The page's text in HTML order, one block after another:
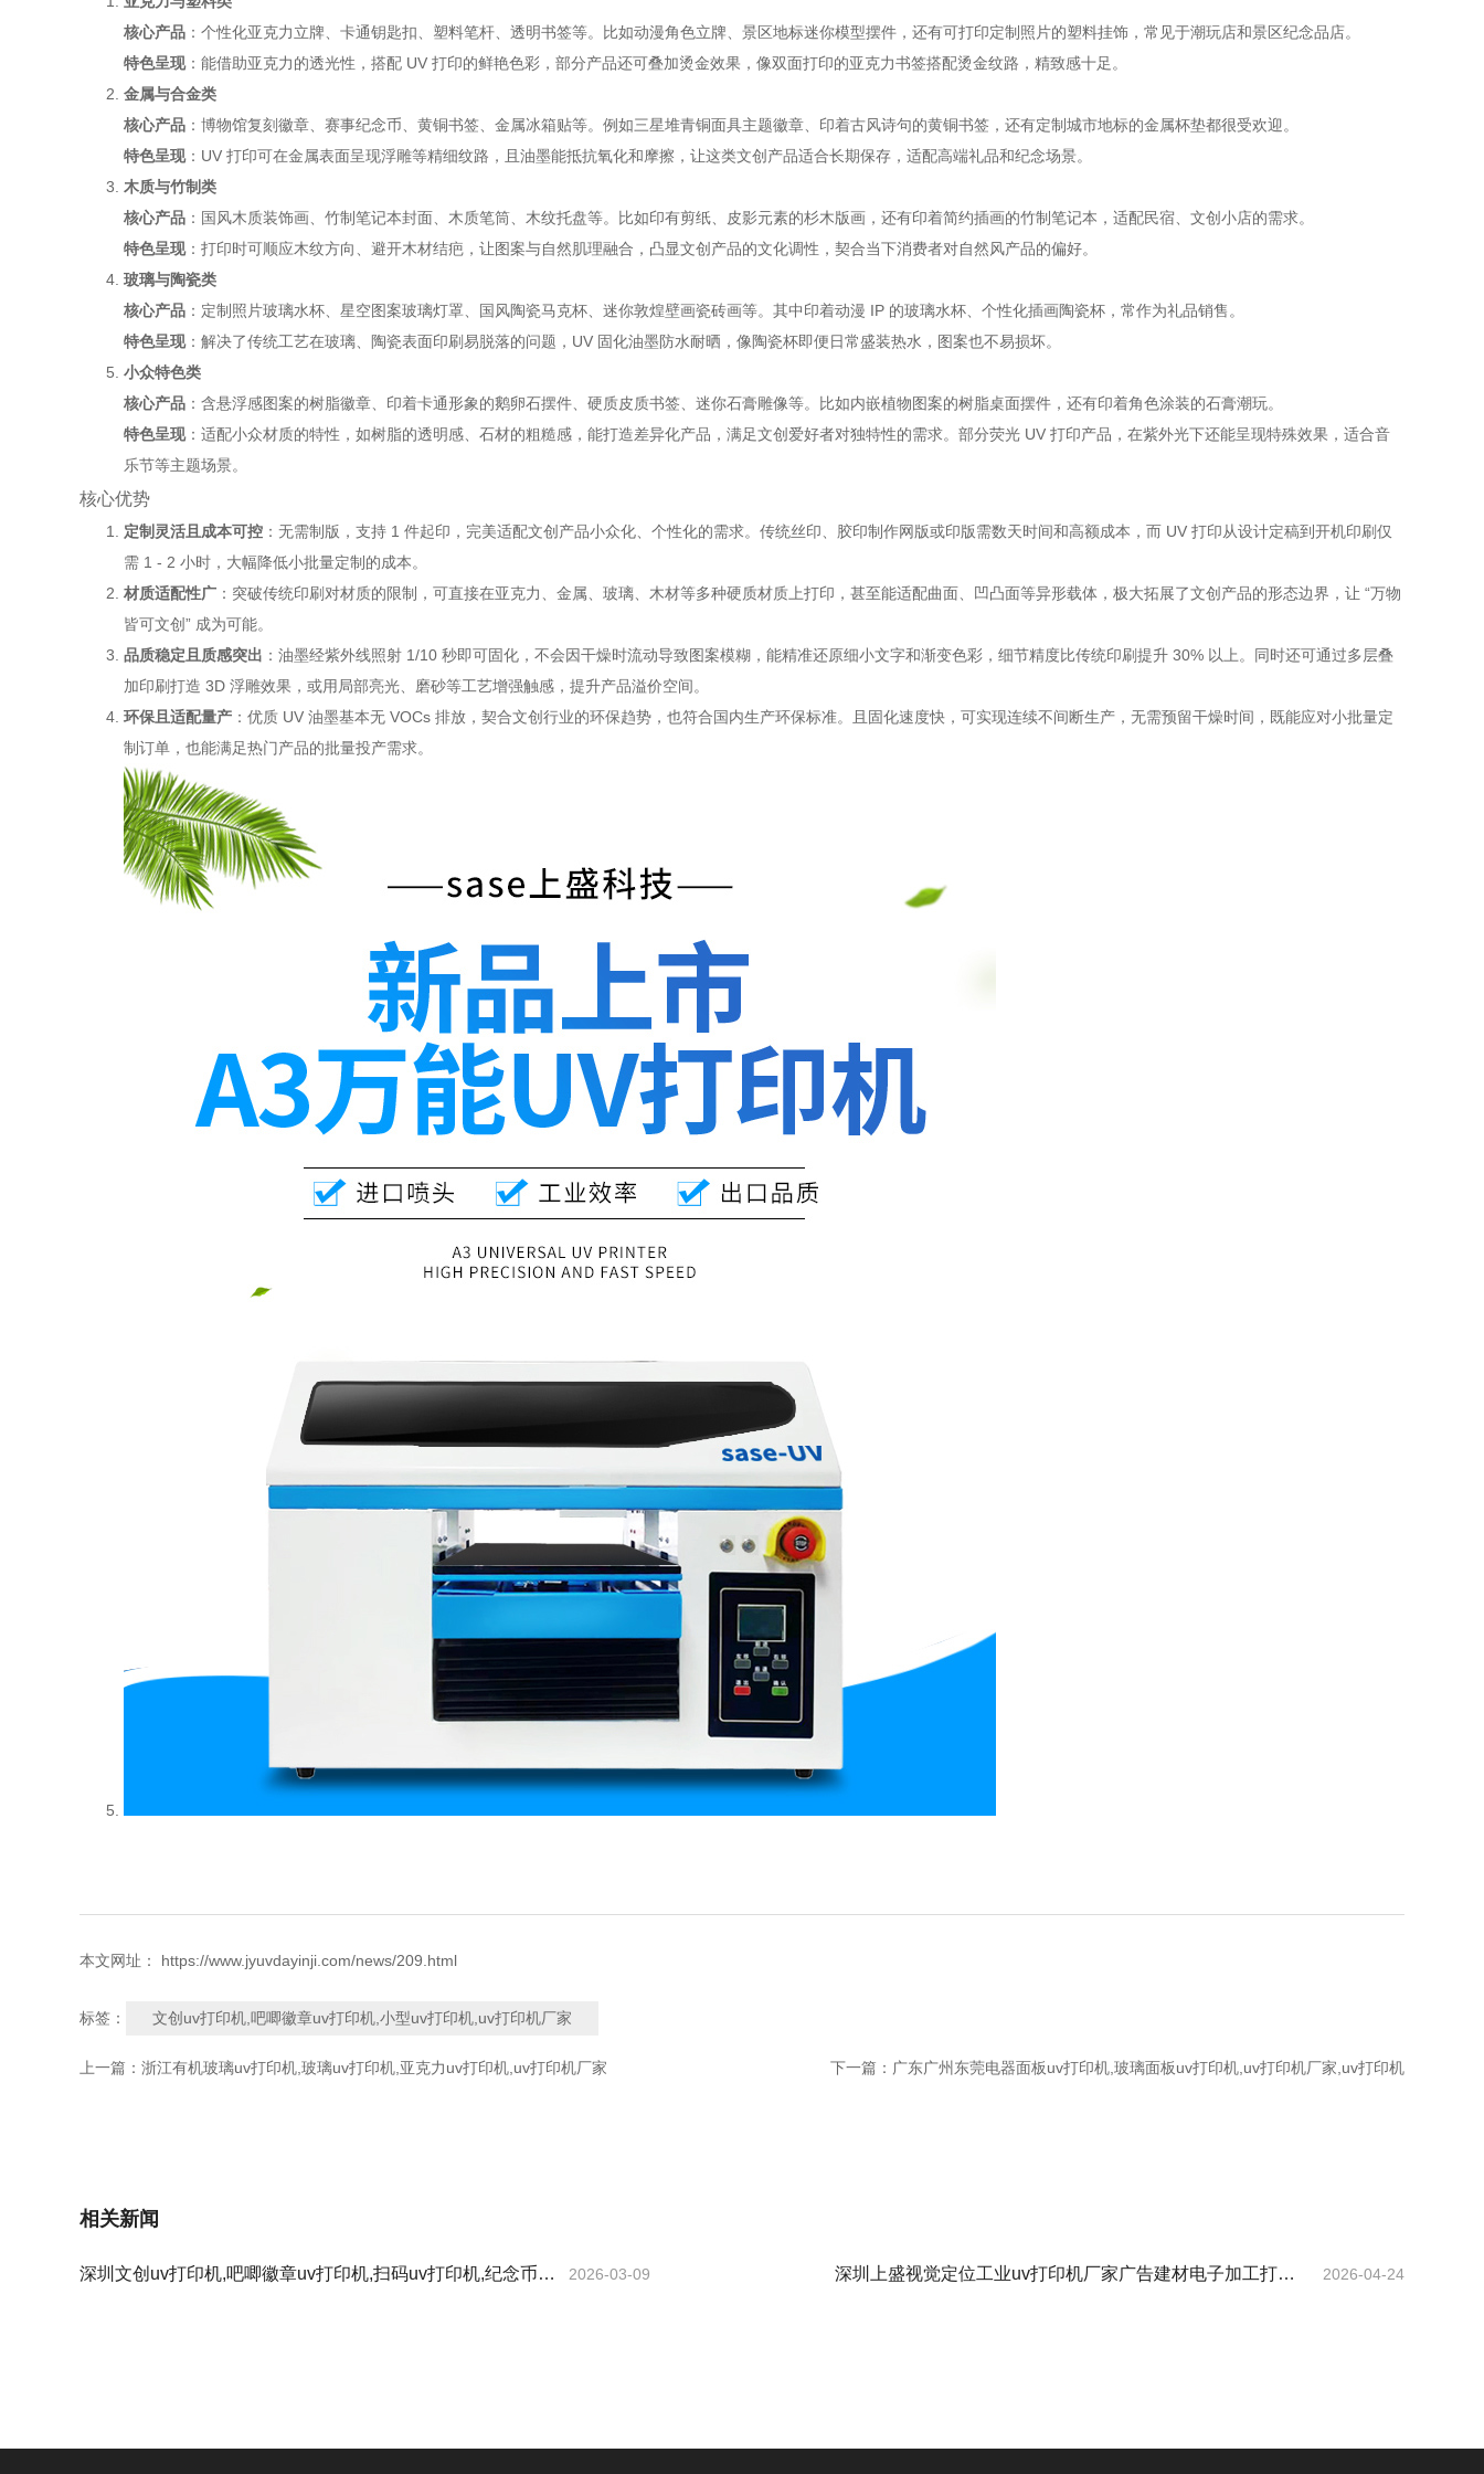
核心产品 ：个性化亚克力立牌、卡通钥匙扣、塑料笔杆、透明书签等。比如动漫角色立牌、景区地标迷你模型摆件，还有可打印定制照片的塑料挂饰，常见于潮玩店和景区纪念品店。
特色呈现：能借助亚克力的透光性，搭配 UV 打印的鲜艳色彩，部分产品还可叠加烫金效果，像双面打印的亚克力书签搭配烫金纹路，精致感十足。
金属与合金类
核心产品 ：博物馆复刻徽章、赛事纪念币、黄铜书签、金属冰箱贴等。例如三星堆青铜面具主题徽章、印着古风诗句的黄铜书签，还有定制城市地标的金属杯垫都很受欢迎。
特色呈现：UV 打印可在金属表面呈现浮雕等精细纹路，且油墨能抵抗氧化和摩擦，让这类文创产品适合长期保存，适配高端礼品和纪念场景。
木质与竹制类
核心产品 ：国风木质装饰画、竹制笔记本封面、木质笔筒、木纹托盘等。比如印有剪纸、皮影元素的杉木版画，还有印着简约插画的竹制笔记本，适配民宿、文创小店的需求。
特色呈现：打印时可顺应木纹方向、避开木材结疤，让图案与自然肌理融合，凸显文创产品的文化调性，契合当下消费者对自然风产品的偏好。
玻璃与陶瓷类
核心产品 ：定制照片玻璃水杯、星空图案玻璃灯罩、国风陶瓷马克杯、迷你敦煌壁画瓷砖画等。其中印着动漫 IP 的玻璃水杯、个性化插画陶瓷杯，常作为礼品销售。
特色呈现：解决了传统工艺在玻璃、陶瓷表面印刷易脱落的问题，UV 固化油墨防水耐晒，像陶瓷杯即便日常盛装热水，图案也不易损坏。
小众特色类
核心产品 ：含悬浮感图案的树脂徽章、印着卡通形象的鹅卵石摆件、硬质皮质书签、迷你石膏雕像等。比如内嵌植物图案的树脂桌面摆件，还有印着角色涂装的石膏潮玩。
特色呈现：适配小众材质的特性，如树脂的透明感、石材的粗糙感，能打造差异化产品，满足文创爱好者对独特性的需求。部分荧光 UV 打印产品，在紫外光下还能呈现特殊效果，适合音
乐节等主题场景。
核心优势
定制灵活且成本可控 ：无需制版，支持 1 件起印，完美适配文创产品小众化、个性化的需求。传统丝印、胶印制作网版或印版需数天时间和高额成本，而 UV 打印从设计定稿到开机印刷仅
需 1 - 2 小时，大幅降低小批量定制的成本。
材质适配性广 ：突破传统印刷对材质的限制，可直接在亚克力、金属、玻璃、木材等多种硬质材质上打印，甚至能适配曲面、凹凸面等异形载体，极大拓展了文创产品的形态边界，让 “万物
皆可文创” 成为可能。
品质稳定且质感突出 ：油墨经紫外线照射 1/10 秒即可固化，不会因干燥时流动导致图案模糊，能精准还原细小文字和渐变色彩，细节精度比传统印刷提升 30% 以上。同时还可通过多层叠
加印刷打造 3D 浮雕效果，或用局部亮光、磨砂等工艺增强触感，提升产品溢价空间。
环保且适配量产 ：优质 UV 油墨基本无 VOCs 排放，契合文创行业的环保趋势，也符合国内生产环保标准。且固化速度快，可实现连续不间断生产，无需预留干燥时间，既能应对小批量定
制订单，也能满足热门产品的批量投产需求。
本文网址： https://www.jyuvdayinji.com/news/209.html
标签： 文创uv打印机,吧唧徽章uv打印机,小型uv打印机,uv打印机厂家
上一篇： 浙江有机玻璃uv打印机,玻璃uv打印机,亚克力uv打印机,uv打印机厂家 下一篇： 广东广州东莞电器面板uv打印机,玻璃面板uv打印机,uv打印机厂家,uv打印机
相关新闻
2026-03-09
深圳文创uv打印机,吧唧徽章uv打印机,扫码uv打印机,纪念币uv 2026-04-24
深圳上盛视觉定位工业uv打印机厂家广告建材电子加工打印